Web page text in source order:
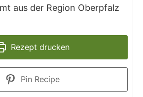
aus der Region Oberpfalz
Rezept drucken
Pin Recipe